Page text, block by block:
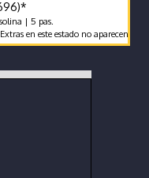
| 5 pas.
en este estado no aparecen con